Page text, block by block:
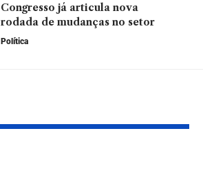
Congresso já articula nova
rodada de mudanças no setor
Política